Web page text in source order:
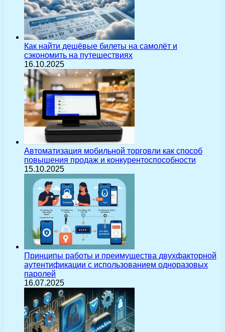
Как найти дешёвые билеты на самолёт и
сэкономить на путешествиях
16.10.2025
Автоматизация мобильной торговли как способ
повышения продаж и конкурентоспособности
15.10.2025
Принципы работы и преимущества двухфакторной
аутентификации с использованием одноразовых
паролей
16.07.2025